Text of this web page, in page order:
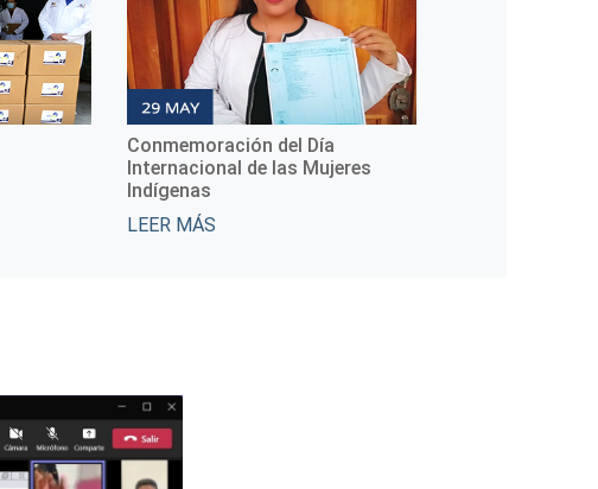
Noticias TecNM 2
LEER MÁS